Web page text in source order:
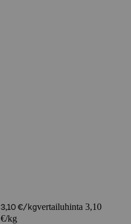
3,10 €/kgvertailuhinta 3,10
€/kg